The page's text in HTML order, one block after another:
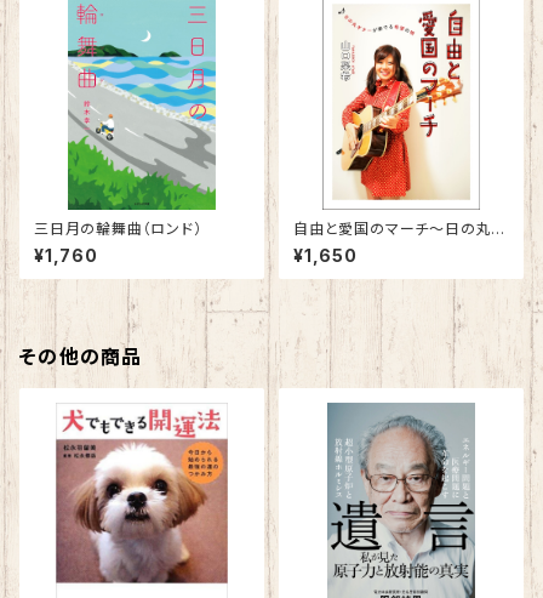
三日月の輪舞曲（ロンド）
¥1,760
自由と愛国のマーチ～日の丸ギ
ターが奏でる希望の唄～
¥1,650
その他の商品